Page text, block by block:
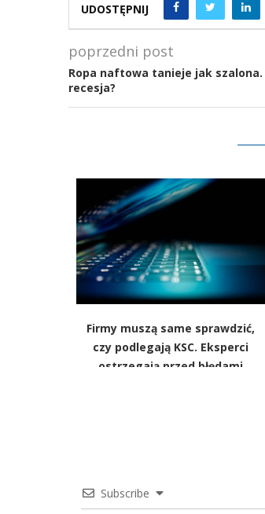
UDOSTĘPNIJ
poprzedni post
Ropa naftowa tanieje jak szalona.
recesja?
Firmy muszą same sprawdzić,
czy podlegają KSC. Eksperci
ostrzegają przed błędami
Subscribe